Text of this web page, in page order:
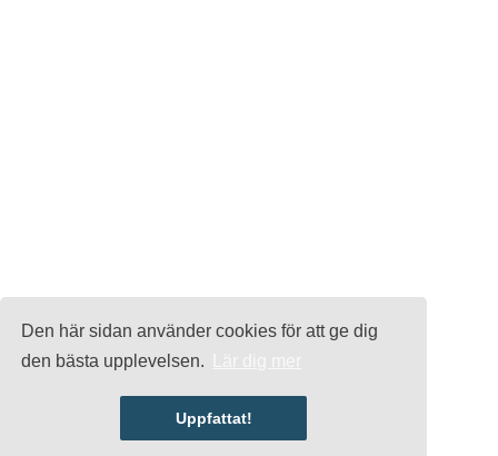
Den här sidan använder cookies för att ge dig
den bästa upplevelsen.
Uppfattat!